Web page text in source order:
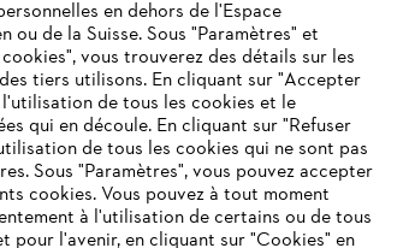
de protection des données Mentions légales
en dehors de l'Espace
ou de la Suisse. Sous "Paramètres" et
vous trouverez des détails sur les
tiers utilisons. En cliquant sur "Accepter
de tous les cookies et le
qui en découle. En cliquant sur "Refuser
de tous les cookies qui ne sont pas
Sous "Paramètres", vous pouvez accepter
cookies. Vous pouvez à tout moment
à l'utilisation de certains ou de tous
pour l'avenir, en cliquant sur "Cookies" en